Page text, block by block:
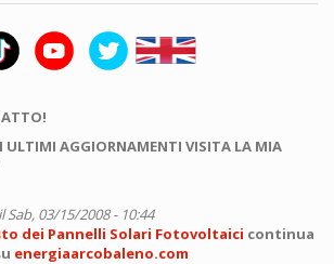
ULTIMI AGGIORNAMENTI VISITA LA MIA
il Sab, 03/15/2008 - 10:44
dei Pannelli Solari Fotovoltaici continua
energiaarcobaleno.com